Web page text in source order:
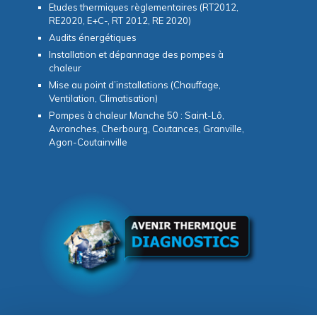
Etudes thermiques règlementaires (RT2012,
RE2020, E+C-, RT 2012, RE 2020)
Audits énergétiques
Installation et dépannage des pompes à
chaleur
Mise au point d’installations (Chauffage,
Ventilation, Climatisation)
Pompes à chaleur Manche 50 : Saint-Lô,
Avranches, Cherbourg, Coutances, Granville,
Agon-Coutainville